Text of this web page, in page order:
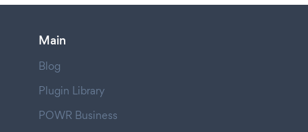
Main
Blog
Plugin Library
POWR Business